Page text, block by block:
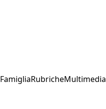
FamigliaRubricheMultimedia